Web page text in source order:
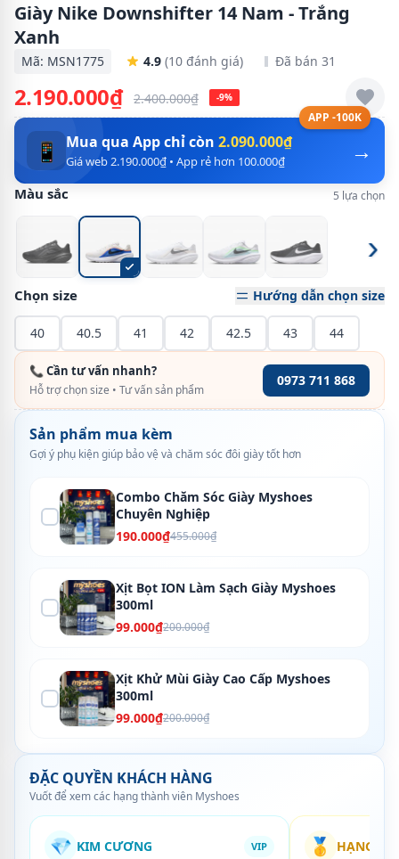
Giày Nike Downshifter 14 Nam - Trắng
Xanh
Mã: MSN1775 4.9 (10 đánh giá) Đã bán 31
2.190.000₫ 2.400.000₫ -9%
APP -100K
→
📱 Mua qua App chỉ còn 2.090.000₫
Giá web 2.190.000₫ • App rẻ hơn 100.000₫
Màu sắc 5 lựa chọn
›
Chọn size Hướng dẫn chọn size
40 40.5 41 42 42.5 43 44
📞 Cần tư vấn nhanh?
Hỗ trợ chọn size • Tư vấn sản phẩm
0973 711 868
Sản phẩm mua kèm
Gợi ý phụ kiện giúp bảo vệ và chăm sóc đôi giày tốt hơn
Combo Chăm Sóc Giày Myshoes
Chuyên Nghiệp
190.000₫455.000₫
Xịt Bọt ION Làm Sạch Giày Myshoes
300ml
99.000₫200.000₫
Xịt Khử Mùi Giày Cao Cấp Myshoes
300ml
99.000₫200.000₫
ĐẶC QUYỀN KHÁCH HÀNG
Vuốt để xem các hạng thành viên Myshoes
💎 KIM CƯƠNG VIP 🥇 HẠNG